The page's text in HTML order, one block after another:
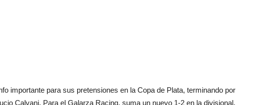
importante para sus pretensiones en la Copa de Plata, terminando por
Calvani. Para el Galarza Racing, suma un nuevo 1-2 en la divisional.